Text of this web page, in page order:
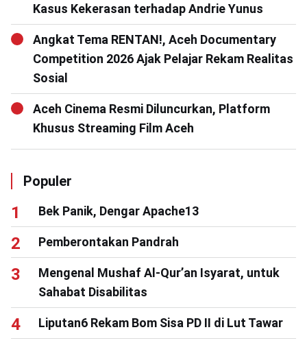
Kasus Kekerasan terhadap Andrie Yunus
Angkat Tema RENTAN!, Aceh Documentary
Competition 2026 Ajak Pelajar Rekam Realitas
Sosial
Aceh Cinema Resmi Diluncurkan, Platform
Khusus Streaming Film Aceh
Populer
Bek Panik, Dengar Apache13
Pemberontakan Pandrah
Mengenal Mushaf Al-Qur’an Isyarat, untuk
Sahabat Disabilitas
Liputan6 Rekam Bom Sisa PD II di Lut Tawar